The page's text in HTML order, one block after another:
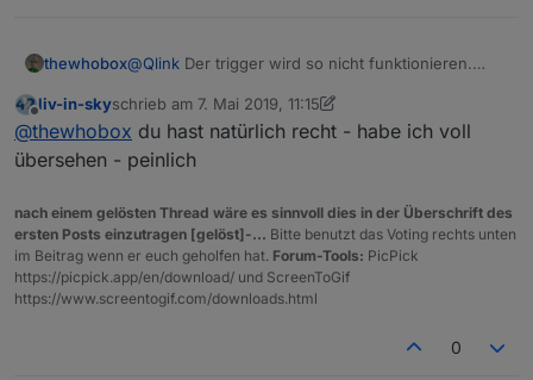
thewhobox@Qlink Der trigger wird so nicht funktionieren.
Regex angeben.
Aber keine IF Frage.
Also als trigger nur die "Objekt ID" und anstatt
"wurde geändert" wählst du "ist wahr".
Offline
liv-in-skyschrieb am 7. Mai 2019, 11:15
zuletzt editiert von liv-in-sky5. Juli 2019, 13:15
@thewhobox du hast natürlich recht - habe ich voll
übersehen - peinlich
nach einem gelösten Thread wäre es sinnvoll dies in der Überschrift des
ersten Posts einzutragen [gelöst]-... Bitte benutzt das Voting rechts unten
im Beitrag wenn er euch geholfen hat. Forum-Tools: PicPick
https://picpick.app/en/download/ und ScreenToGif
https://www.screentogif.com/downloads.html
0